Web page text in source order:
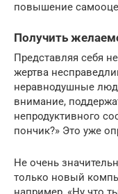
повышение
Получить
Представляя себя
жертва
неравнодушные
внимание,
непродуктивного
пончик?» Это уже
Не очень
только новый